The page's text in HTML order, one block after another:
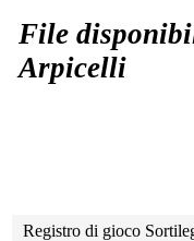
File
Arpicelli
Registro di gioco